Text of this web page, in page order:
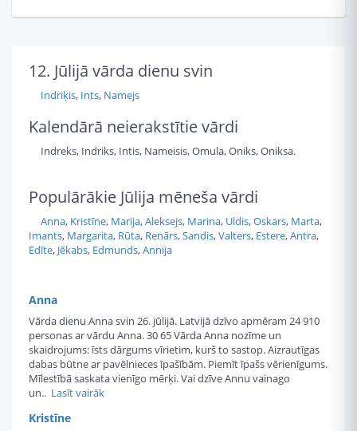
12. Jūlijā vārda dienu svin
Indriķis, Ints, Namejs
Kalendārā neierakstītie vārdi
Indreks, Indriks, Intis, Nameisis, Omula, Oniks, Oniksa.
Populārākie Jūlija mēneša vārdi
Anna, Kristīne, Marija,Aleksejs, Marina, Uldis,Oskars, Marta,
Imants, Margarita, Rūta, Renārs,Sandis,Valters, Estere,Antra,
Edīte, Jēkabs, Edmunds,Annija
Anna
Vārda dienu Anna svin 26. jūlijā. Latvijā dzīvo apmēram 24 910
personas ar vārdu Anna. 30 65 Vārda Anna nozīme un
skaidrojums: īsts dārgums vīrietim, kurš to sastop. Aizrautīgas
dabas būtne ar pavēlnieces īpašībām. Piemīt īpašs vērienīgums.
Mīlestībā saskata vienīgo mērķi. Vai dzīve Annu vainago
un.. Lasīt vairāk
Kristīne